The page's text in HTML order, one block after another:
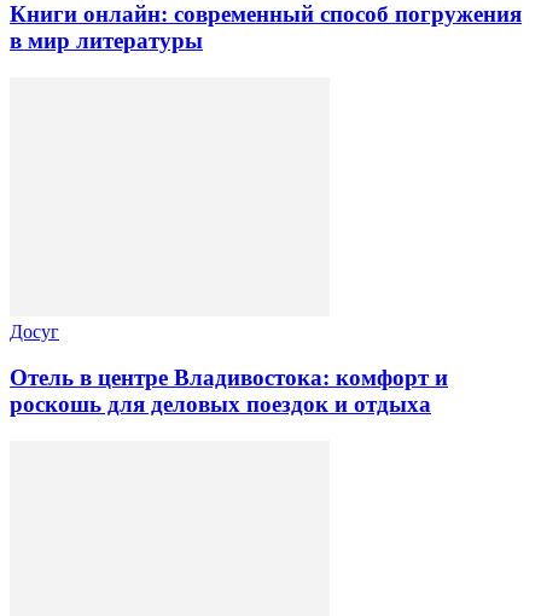
Книги онлайн: современный способ погружения
в мир литературы
Досуг
Отель в центре Владивостока: комфорт и
роскошь для деловых поездок и отдыха